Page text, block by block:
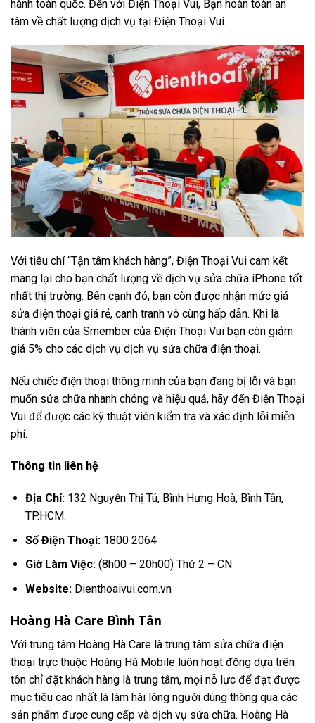
hành toàn quốc. Đến với Điện Thoại Vui, Bạn hoàn toàn an
tâm về chất lượng dịch vụ tại Điện Thoại Vui.
Với tiêu chí “Tận tâm khách hàng”, Điện Thoại Vui cam kết
mang lại cho bạn chất lượng về dịch vụ sửa chữa iPhone tốt
nhất thị trường. Bên cạnh đó, bạn còn được nhận mức giá
sửa điện thoại giá rẻ, canh tranh vô cùng hấp dẫn. Khi là
thành viên của Smember của Điện Thoại Vui bạn còn giảm
giá 5% cho các dịch vụ dịch vụ sửa chữa điện thoại.
Nếu chiếc điện thoại thông minh của bạn đang bị lỗi và bạn
muốn sửa chữa nhanh chóng và hiệu quả, hãy đến Điện Thoại
Vui để được các kỹ thuật viên kiểm tra và xác định lỗi miễn
phí.
Thông tin liên hệ
Địa Chỉ:132 Nguyễn Thị Tú, Bình Hưng Hoà, Bình Tân,
TP.HCM.
Số Điện Thoại: 1800 2064
Giờ Làm Việc:(8h00 – 20h00) Thứ 2 – CN
Website: Dienthoaivui.com.vn
Hoàng Hà Care Bình Tân
Với trung tâm Hoàng Hà Care là trung tâm sửa chữa điện
thoại trực thuộc Hoàng Hà Mobile luôn hoạt động dựa trên
tôn chỉ đặt khách hàng là trung tâm, mọi nỗ lực để đạt được
mục tiêu cao nhất là làm hài lòng người dùng thông qua các
sản phẩm được cung cấp và dịch vụ sửa chữa. Hoàng Hà